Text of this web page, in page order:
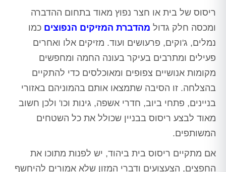
ריסוס של בית או חצר נפוץ מאוד בתחום ההדברה
ומכסה חלק גדול מהדברת המזיקים הנפוצים כמו
נמלים, ג'וקים, פרעושים ועוד. מזיקים אלו ואחרים
פעילים ומתרבים בעיקר בעונה החמה ומחפשים
מקומות אנושיים צפופים ומאוכלסים כדי להתקיים
בהצלחה. זו הסיבה שתמצאו אותם בהמוניהם באזורי
בניינים, פתחי ביוב, חדרי אשפה, גינות וכו' ולכן חשוב
מאוד לבצע ריסוס בבניין שכולל את כל השטחים
המשותפים.
אם מתקיים ריסוס בית ביהוד, יש לפנות מתוכו את
החפצים, הצעצועים ודברי המזון שלא אמורים להיחשף